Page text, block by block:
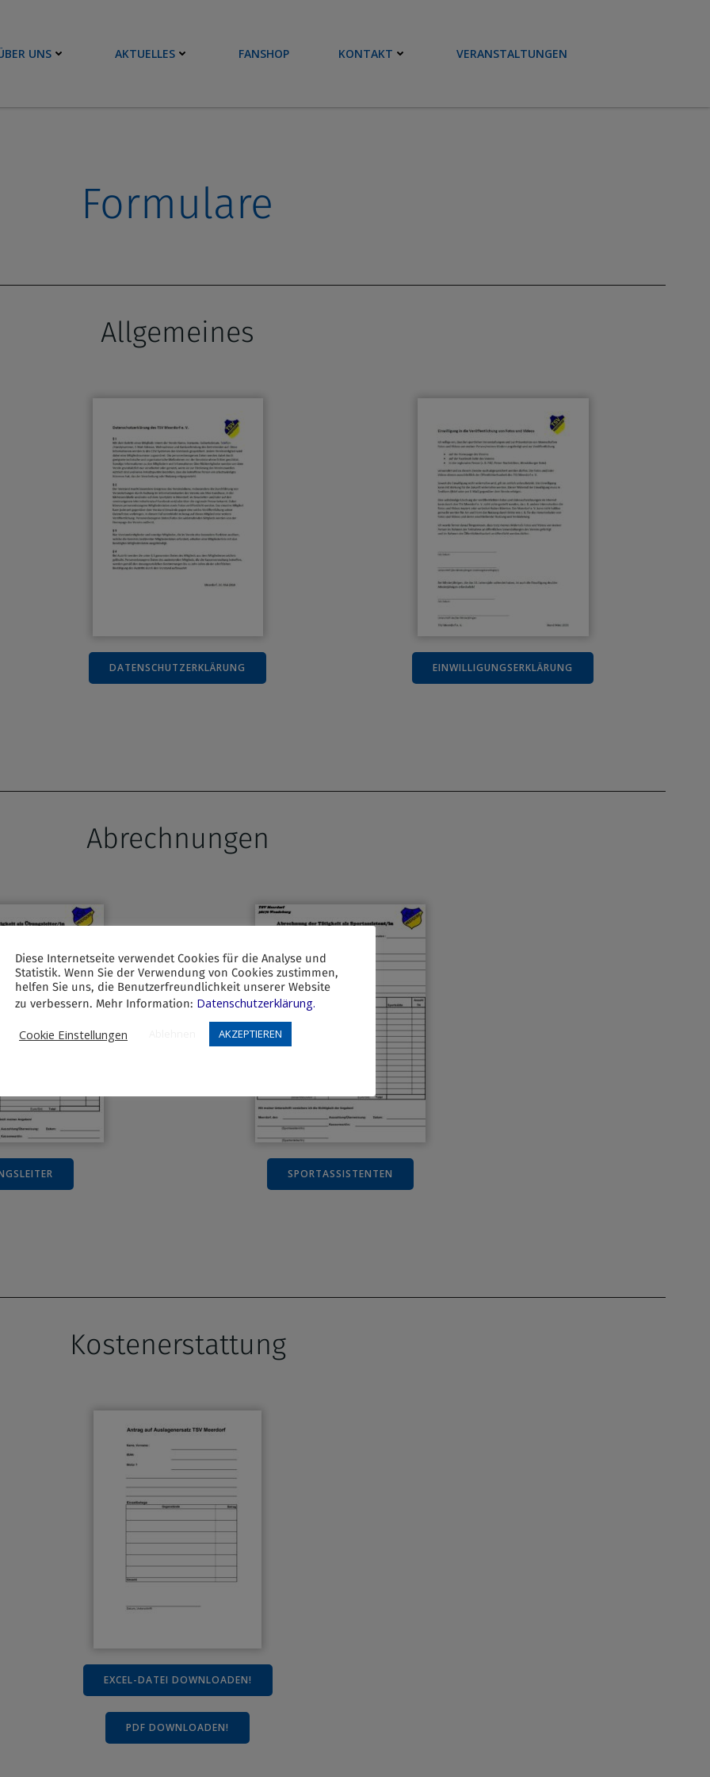
UNS AKTUELLES FANSHOP KONTAKT VERANSTALTUNGEN
Formulare
Allgemeines
DATENSCHUTZERKLÄRUNG EINWILLIGUNGSERKLÄRUNG
Abrechnungen
SPORTASSISTENTEN
Kostenerstattung
EXCEL-DATEI DOWNLOADEN!
PDF DOWNLOADEN!
Diese Internetseite verwendet Cookies für die Analyse und
Statistik. Wenn Sie der Verwendung von Cookies zustimmen,
helfen Sie uns, die Benutzerfreundlichkeit unserer Website
zu verbessern. Mehr Information: Datenschutzerklärung.
Cookie Einstellungen
AKZEPTIEREN